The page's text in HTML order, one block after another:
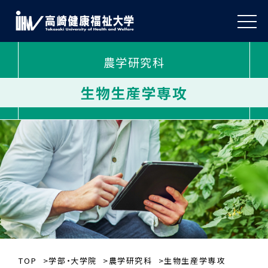
農学研究科
生物生産学専攻
TOP 学部・大学院 農学研究科 生物生産学専攻